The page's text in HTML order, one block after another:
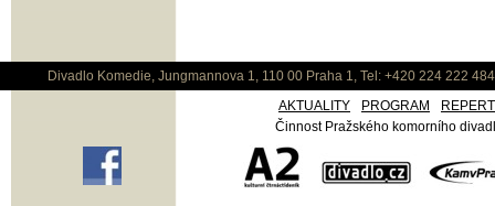
Divadlo Komedie, Jungmannova 1, 110 00 Praha 1, Tel: +420 224 222
AKTUALITY
PROGRAM
Činnost Pražského komorního